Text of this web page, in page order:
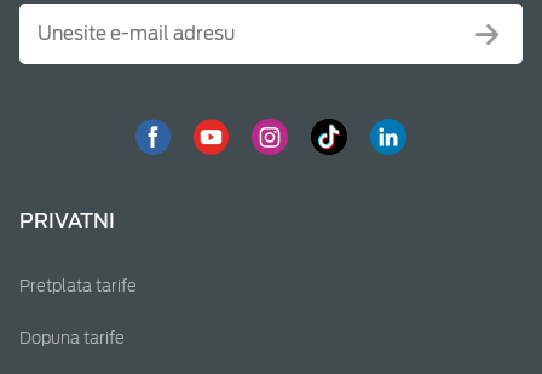
PRIVATNI
Pretplata tarife
Dopuna tarife